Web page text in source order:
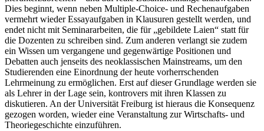
Dies beginnt, wenn neben Multiple-Choice- und Rechenaufgaben
vermehrt wieder Essayaufgaben in Klausuren gestellt werden, und
endet nicht mit Seminararbeiten, die für „gebildete Laien“ statt für
die Dozenten zu schreiben sind. Zum anderen verlangt sie zudem
ein Wissen um vergangene und gegenwärtige Positionen und
Debatten auch jenseits des neoklassischen Mainstreams, um den
Studierenden eine Einordnung der heute vorherrschenden
Lehrmeinung zu ermöglichen. Erst auf dieser Grundlage werden sie
als Lehrer in der Lage sein, kontrovers mit ihren Klassen zu
diskutieren. An der Universität Freiburg ist hieraus die Konsequenz
gezogen worden, wieder eine Veranstaltung zur Wirtschafts- und
Theoriegeschichte einzuführen.